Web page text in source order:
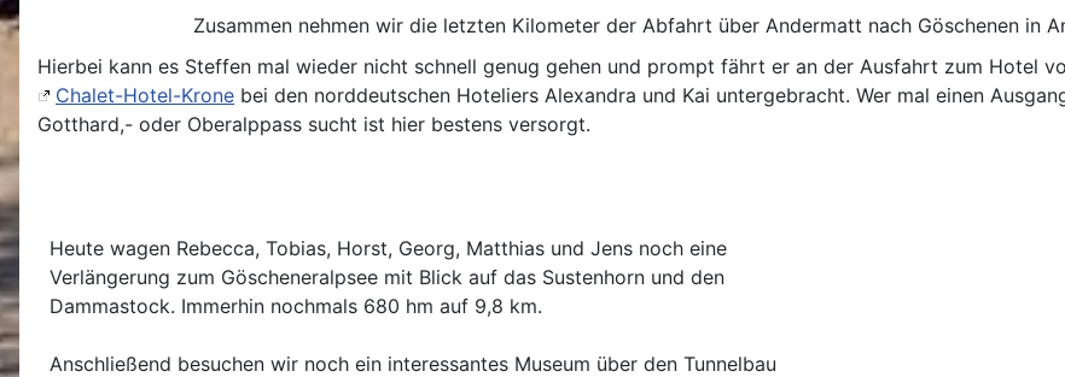
Zusammen nehmen wir die letzten Kilometer der Abfahrt über Andermatt nach Göschenen in
Hierbei kann es Steffen mal wieder nicht schnell genug gehen und prompt fährt er an der Ausfahrt zum Hotel
Chalet-Hotel-Krone bei den norddeutschen Hoteliers Alexandra und Kai untergebracht. Wer mal einen
Gotthard,- oder Oberalppass sucht ist hier bestens versorgt.
Heute wagen Rebecca, Tobias, Horst, Georg, Matthias und Jens noch eine
Verlängerung zum Göscheneralpsee mit Blick auf das Sustenhorn und den
Dammastock. Immerhin nochmals 680 hm auf 9,8 km.
Anschließend besuchen wir noch ein interessantes Museum über den Tunnelbau